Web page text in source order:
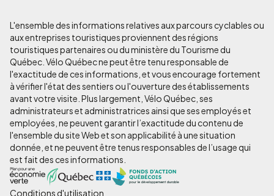
L'ensemble des informations relatives aux parcours cyclables ou
aux entreprises touristiques proviennent des régions
touristiques partenaires ou du ministère du Tourisme du
Québec. Vélo Québec ne peut être tenu responsable de
l'exactitude de ces informations, et vous encourage fortement
à vérifier l'état des sentiers ou l'ouverture des établissements
avant votre visite. Plus largement, Vélo Québec, ses
administrateurs et administratrices ainsi que ses employés et
employées, ne peuvent garantir l’exactitude du contenu de
l'ensemble du site Web et son applicabilité à une situation
donnée, et ne peuvent être tenus responsables de l’usage qui
est fait des ces informations.
Conditions d'utilisation